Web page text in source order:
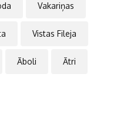
Vakariņas
Vistas Fileja
Āboli Ātri